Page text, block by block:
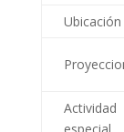
Ubicación
Actividad